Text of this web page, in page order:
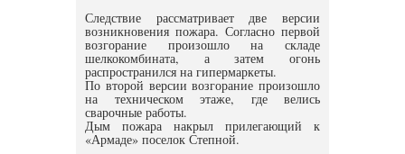
Следствие рассматривает две версии
возникновения пожара. Согласно первой
возгорание произошло на складе
шелкокомбината, а затем огонь
распространился на гипермаркеты.
По второй версии возгорание произошло
на техническом этаже, где велись
сварочные работы.
Дым пожара накрыл прилегающий к
«Армаде» поселок Степной.